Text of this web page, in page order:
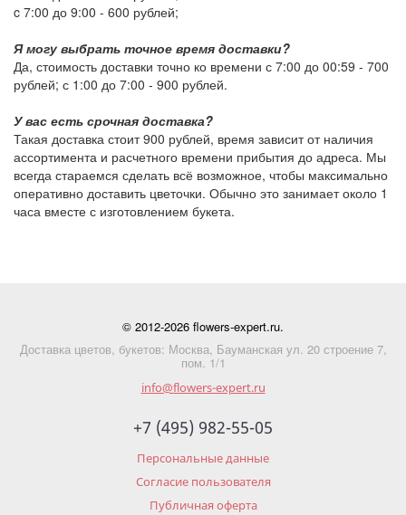
c 7:00 до 9:00 - 600 рублей;
Я могу выбрать точное время доставки?
Да, стоимость доставки точно ко времени с 7:00 до 00:59 - 700
рублей; с 1:00 до 7:00 - 900 рублей.
У вас есть срочная доставка?
Такая доставка стоит900 рублей, время зависит от наличия
ассортимента и расчетного времени прибытия до адреса. Мы
всегда стараемся сделать всё возможное, чтобы максимально
оперативно доставить цветочки. Обычно это занимает около 1
часа вместе с изготовлением букета.
© 2012-2026 flowers-expert.ru.
Доставка цветов, букетов: Москва, Бауманская ул. 20 строение 7,
пом. 1/1
info@flowers-expert.ru
+7 (495) 982-55-05
Персональные данные
Согласие пользователя
Публичная оферта